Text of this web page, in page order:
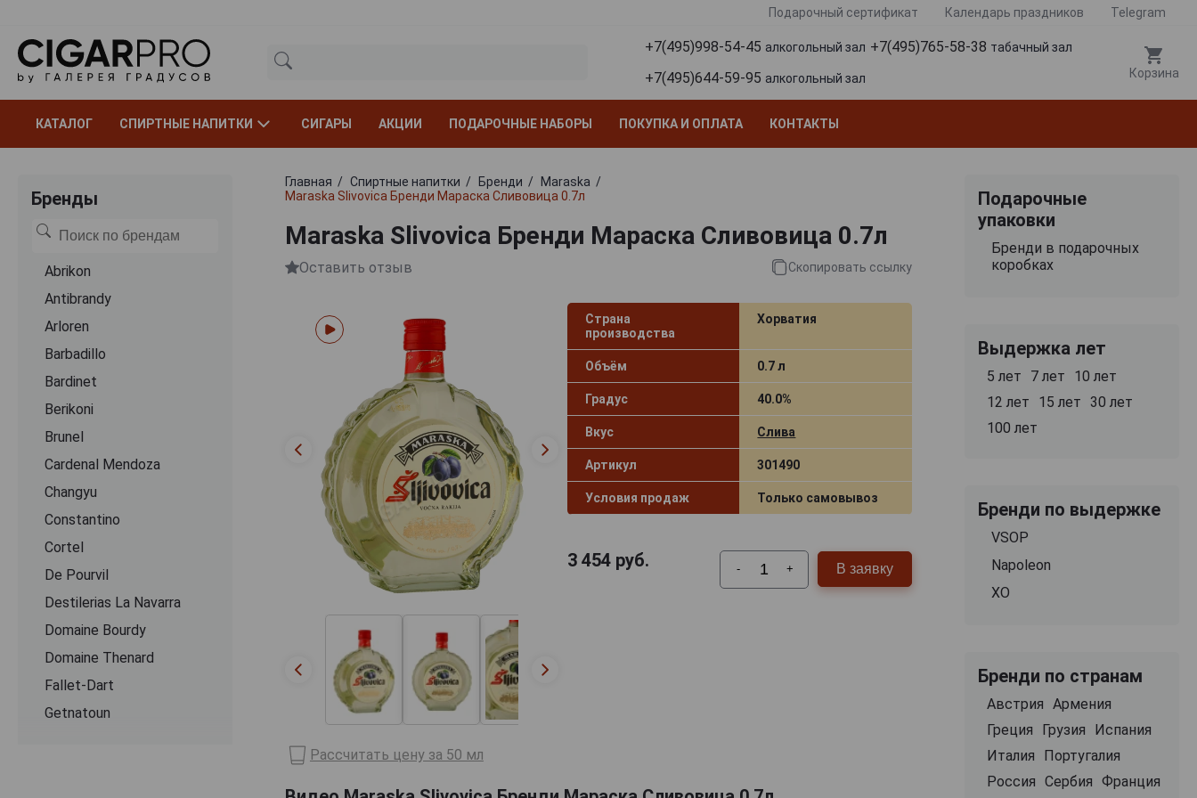
Подарочный сертификат Календарь праздников Telegram
+7(495)998-54-45 алкогольный зал +7(495)765-58-38 табачный зал
+7(495)644-59-95 алкогольный зал Корзина
КАТАЛОГ СПИРТНЫЕ НАПИТКИ СИГАРЫ АКЦИИ ПОДАРОЧНЫЕ НАБОРЫ ПОКУПКА И ОПЛАТА КОНТАКТЫ
Бренды
Abrikon
Antibrandy
Arloren
Barbadillo
Bardinet
Berikoni
Brunel
Cardenal Mendoza
Changyu
Constantino
Cortel
De Pourvil
Destilerias La Navarra
Domaine Bourdy
Domaine Thenard
Fallet-Dart
Getnatoun
Главная Спиртные напитки Бренди
Maraska
Maraska Slivovica Бренди Мараска Сливовица 0.7л
Maraska Slivovica Бренди Мараска Сливовица 0.7л
Оставить отзыв Скопировать ссылку
Страна
производства
Хорватия
Объём 0.7 л
Градус 40.0%
Вкус Слива
Артикул 301490
Условия продаж Только самовывоз
3 454руб. - + В заявку
Рассчитать цену за 50 мл
Подарочные
упаковки
Бренди в подарочных
коробках
Выдержка лет
5 лет 7 лет
10 лет
12 лет
15 лет 30 лет
100 лет
Бренди по выдержке
VSOP
Napoleon
XO
Бренди по странам
Австрия Армения
Греция
Грузия
Испания
Италия
Португалия
Россия Сербия Франция